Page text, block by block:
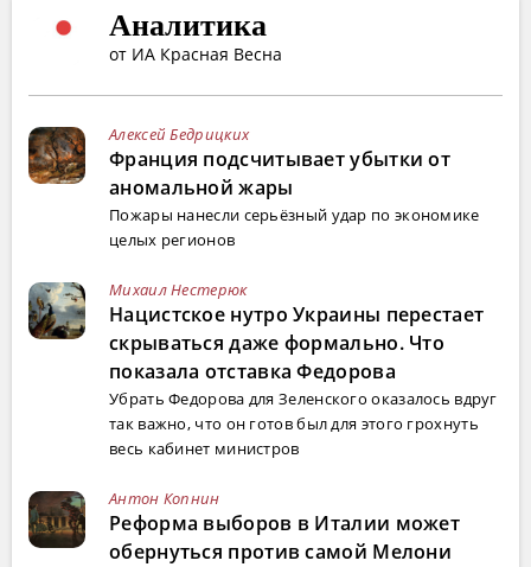
Аналитика
от ИА Красная Весна
Алексей Бедрицких
Франция подсчитывает убытки от
аномальной жары
Пожары нанесли серьёзный удар по экономике
целых регионов
Михаил Нестерюк
Нацистское нутро Украины перестает
скрываться даже формально. Что
показала отставка Федорова
Убрать Федорова для Зеленского оказалось вдруг
так важно, что он готов был для этого грохнуть
весь кабинет министров
Антон Копнин
Реформа выборов в Италии может
обернуться против самой Мелони